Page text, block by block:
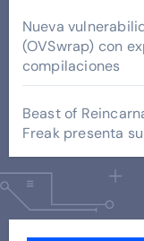
Nueva
(OVSwrap) con
compilaciones
Beast of
Freak presenta